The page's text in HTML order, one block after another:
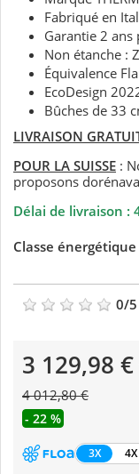
Fabriqué en
Garantie 2 ans
Non étanche :
Équivalence
EcoDesign
Bûches de 33
LIVRAISON
POUR LA SUISSE :
proposons
Délai de livraison :
Classe énergétique
0/5
3 129,98 €
4 012,80 €
- 22 %
3X 4X